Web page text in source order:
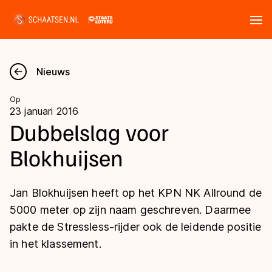
Nieuws
Kalender
Disciplines
Langebaan
Shorttrack
Inlineskaten
Uitslagen
Langebaan
Shorttrack
Tijden & historie
Nieuws
Op
23 januari 2016
Dubbelslag voor
Blokhuijsen
Jan Blokhuijsen heeft op het KPN NK Allround de
5000 meter op zijn naam geschreven. Daarmee
pakte de Stressless-rijder ook de leidende positie
in het klassement.